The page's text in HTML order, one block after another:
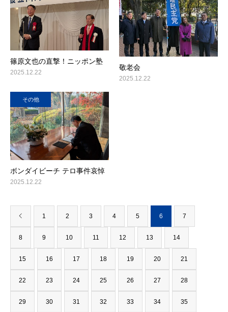
篠原文也の直撃！ニッポン塾
2025.12.22
敬老会
2025.12.22
その他
ボンダイビーチ テロ事件哀悼
2025.12.22
1 2 3 4 5 6 7
8 9 10 11 12 13 14
15 16 17 18 19 20 21
22 23 24 25 26 27 28
29 30 31 32 33 34 35